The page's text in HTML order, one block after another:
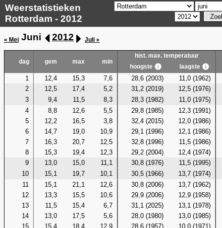
Weerstatistieken
Rotterdam - 2012
« Mei Juni 2012 Juli »
dag gem max min
hist. max. temperatuur
hoogste
laagste
1 12,4 15,3 7,6 28,6 (2003)
11,0 (1962)
2
12,5 17,4 5,2 31,2 (2019)
12,5 (1976)
3
9,4 11,5 8,3 28,3 (1982)
11,0 (1975)
4
8,8 12,6 5,5 29,8 (1985)
12,3 (1991)
5
12,2 16,5 3,8 32,4 (2015)
12,0 (1986)
6
14,7 19,0 10,9 29,1 (1996)
12,1 (1986)
7
16,3 20,7 12,5 32,8 (1996)
11,5 (1986)
8
15,3 19,4 12,3 29,2 (2004)
12,4 (1974)
9
13,0 15,0 11,1 30,8 (1976)
11,5 (1995)
10
15,1 19,7 10,1 30,5 (1966)
13,7 (1974)
11
15,1 21,1 12,6 30,8 (2006)
13,7 (1962)
12
13,3 15,5 10,6 29,9 (2006)
12,9 (1958)
13
11,5 15,4 6,7 31,1 (2025)
13,1 (1978)
14
13,0 17,5 5,6 28,0 (1980)
13,0 (1985)
15
15,4 18,4 12,9 28,6 (1957)
10,0 (1971)